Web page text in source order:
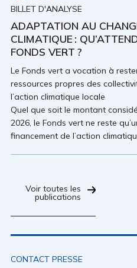
BILLET D'ANALYSE
ADAPTATION AU
CLIMATIQUE :
FONDS VERT ?
Le Fonds vert a vocation à
ressources propres des
l’action climatique locale
Quel que soit le montant
2026, le Fonds vert ne reste
financement de l’action
Voir toutes les
publications
CONTACT PRESSE